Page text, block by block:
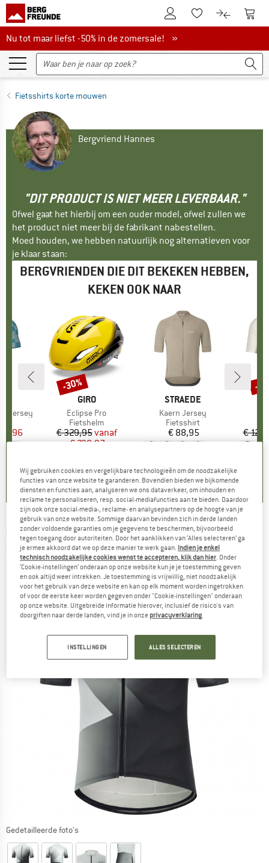
De klantenaccount
Naar deNaar de
Nu tot maar liefst -50% in de zomersale!
Nu tot maar liefst -50% in de zomersale! »
Fietsshirts korte mouwen
Bergvriend Hannes
"DIT PRODUCT IS NIET MEER LEVERBAAR."
Ofwel gaat het hierbij om een ouder model, ofwel zullen we
het product niet meer bij de fabrikant nabestellen.
Moed houden, we hebben natuurlijk nog alternatieven voor
je klaar staan:
BERGVRIENDEN DIE DIT BEKEKEN HEBBEN,
KEKEN OOK NAAR
S Jersey
prijs
MERK
GIRO
Artikel
Eclipse Pro
Productgroep
Fietshelm
Prijs
€ 329,95Verlaagde prijs
vanaf
€ 230,97
0,0(0)
Korting
-30%
MERK
STRAEDE
Artikel
Kaern Jersey
Productgroep
Fietsshirt
Prijs
€ 88,95 €
-
GORE WEAR -Fade Jersey - Fietsshirt
(0)
Gedetailleerde foto's
Wij gebruiken cookies en vergelijkbare technologieën om de noodzakelijke
functies van onze website te garanderen. Bovendien bieden we bijkomende
diensten en functies aan, analyseren we ons dataverkeer, om inhouden en
reclame te personaliseren, resp. social-mediafuncties aan te bieden. Daardoor
zijn ook onze social-media-, reclame- en analysepartners op de hoogte van je
gebruik van onze website. Sommige daarvan bevinden zich in derde landen
zonder voldoende garanties om je gegevens te beschermen, bijvoorbeeld
tegen toegang door autoriteiten. Door het aanklikken van ‘Alles selecteren’ ga
je ermee akkoord dat we op deze manier te werk gaan. Indien je enkel
technisch noodzakelijke cookies wenst te accepteren, klik dan hier . Onder
‘Cookie-instellingen’ onderaan op onze website kun je je toestemming geven
en ook altijd weer intrekken. Je toestemming is vrijwillig, niet noodzakelijk
voor het gebruik van deze website en kan op elk moment worden ingetrokken
of voor de eerste keer worden gegeven onder "Cookie-instellingen" onderaan
op onze website. Uitgebreide informatie hierover, inclusief de risico's van
doorgiften naar derde landen, vind je in onze privacyverklaring
INSTELLINGEN ALLES SELECTEREN